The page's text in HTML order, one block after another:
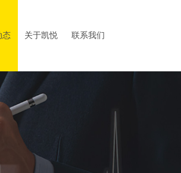
态 关于凯悦 联系我们